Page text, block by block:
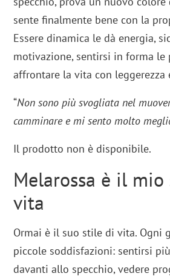
sente finalmente bene con la
Essere dinamica le dà energia,
motivazione, sentirsi in forma le
affrontare la vita con leggerezza
“Non sono più svogliata nel
camminare e mi sento molto
Il prodotto non è disponibile.
Melarossa è il
vita
Ormai è il suo stile di vita. Ogni
piccole soddisfazioni: sentirsi
davanti allo specchio, vedere